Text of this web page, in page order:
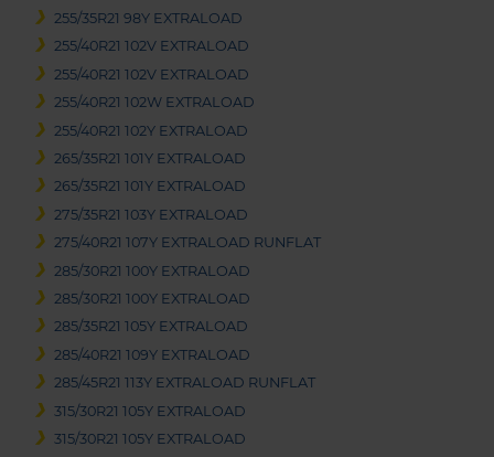
255/35R21 98Y EXTRALOAD
255/40R21 102V EXTRALOAD
255/40R21 102V EXTRALOAD
255/40R21 102W EXTRALOAD
255/40R21 102Y EXTRALOAD
265/35R21 101Y EXTRALOAD
265/35R21 101Y EXTRALOAD
275/35R21 103Y EXTRALOAD
275/40R21 107Y EXTRALOAD RUNFLAT
285/30R21 100Y EXTRALOAD
285/30R21 100Y EXTRALOAD
285/35R21 105Y EXTRALOAD
285/40R21 109Y EXTRALOAD
285/45R21 113Y EXTRALOAD RUNFLAT
315/30R21 105Y EXTRALOAD
315/30R21 105Y EXTRALOAD